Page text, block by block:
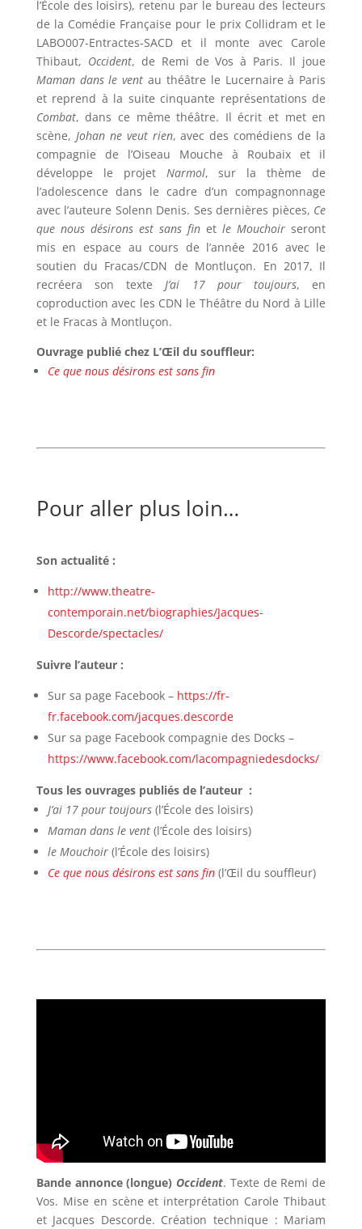
l’École des loisirs), retenu par le bureau des lecteurs
de la Comédie Française pour le prix Collidram et le
LABO007-Entractes-SACD et il monte avec Carole
Thibaut, Occident, de Remi de Vos à Paris. Il joue
Maman dans le vent au théâtre le Lucernaire à Paris
et reprend à la suite cinquante représentations de
Combat, dans ce même théâtre. Il écrit et met en
scène, Johan ne veut rien, avec des comédiens de la
compagnie de l’Oiseau Mouche à Roubaix et il
développe le projet Narmol, sur la thème de
l’adolescence dans le cadre d’un compagnonnage
avec l’auteure Solenn Denis. Ses dernières pièces, Ce
que nous désirons est sans fin etle Mouchoirseront
mis en espace au cours de l’année 2016 avec le
soutien du Fracas/CDN de Montluçon. En 2017, Il
recréera son texte J’ai 17 pour toujours, en
coproduction avec les CDN le Théâtre du Nord à Lille
et le Fracas à Montluçon.
Ouvrage publié chez L’Œil du souffleur:
Ce que nous désirons est sans fin
Pour aller plus loin…
Son actualité :
http://www.theatre-
contemporain.net/biographies/Jacques-
Descorde/spectacles/
Suivre l’auteur :
Sur sa page Facebook –https://fr-
fr.facebook.com/jacques.descorde
Sur sa page Facebook compagnie des Docks –
https://www.facebook.com/lacompagniedesdocks/
Tous les ouvrages publiés de l’auteur :
J’ai 17 pour toujours(l’École des loisirs)
Maman dans le vent (l’École des loisirs)
le Mouchoir(l’École des loisirs)
Ce que nous désirons est sans fin(l’Œil du souffleur)
Bande annonce (longue) Occident. Texte de Remi de
Vos. Mise en scène et interprétation Carole Thibaut
et Jacques Descorde. Création technique : Mariam